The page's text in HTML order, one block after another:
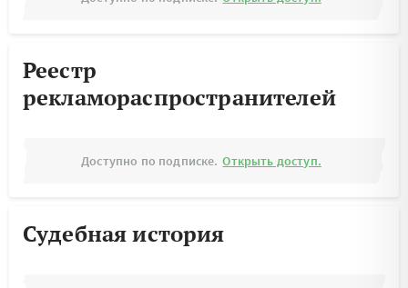
Реестр
рекламораспространителей
Доступно по подписке. Открыть доступ.
Судебная история